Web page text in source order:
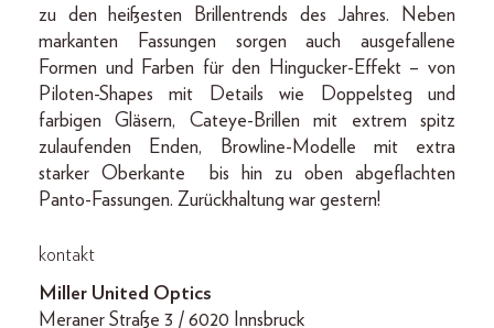
zu den heißesten Brillentrends des Jahres. Neben
markanten Fassungen sorgen auch ausgefallene
Formen und Farben für den Hingucker-Effekt – von
Piloten-Shapes mit Details wie Doppelsteg und
farbigen Gläsern, Cateye-Brillen mit extrem spitz
zulaufenden Enden, Browline-Modelle mit extra
starker Oberkante bis hin zu oben abgeflachten
Panto-Fassungen. Zurückhaltung war gestern!
kontakt
Miller United Optics
Meraner Straße 3 / 6020 Innsbruck